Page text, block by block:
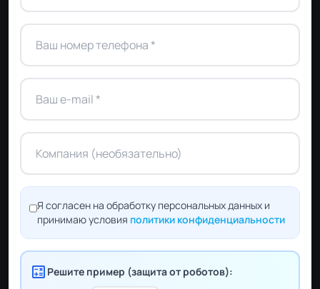
Я согласен на обработку персональных данных и
принимаю условия политики конфиденциальности
calculate Решите пример (защита от роботов):